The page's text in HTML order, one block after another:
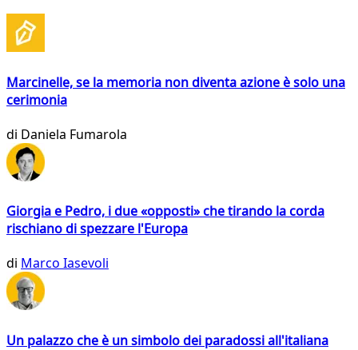
Marcinelle, se la memoria non diventa azione è solo una
cerimonia
di Daniela Fumarola
Giorgia e Pedro, i due «opposti» che tirando la corda
rischiano di spezzare l'Europa
di Marco Iasevoli
Un palazzo che è un simbolo dei paradossi all'italiana